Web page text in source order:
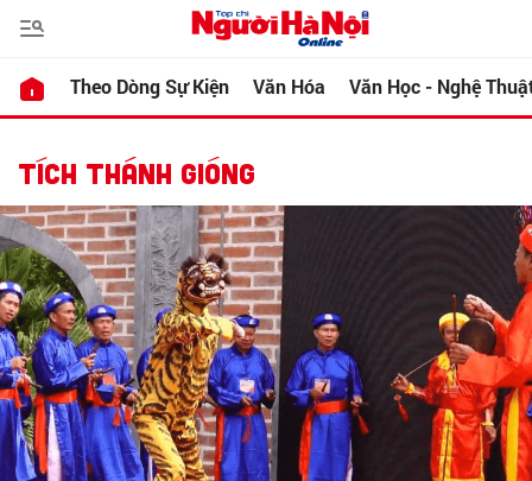
Theo Dòng Sự Kiện Văn Hóa Văn Học - Nghệ
TÍCH THÁNH GIÓNG